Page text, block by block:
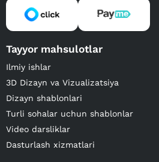
Tayyor mahsulotlar
Ilmiy ishlar
3D Dizayn va Vizualizatsiya
Dizayn shablonlari
Turli sohalar uchun shablonlar
Video darsliklar
Dasturlash xizmatlari